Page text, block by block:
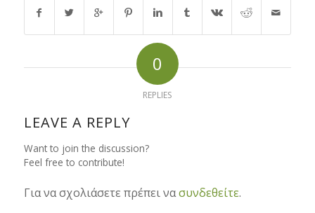
0
REPLIES
LEAVE A REPLY
Want to join the discussion?
Feel free to contribute!
Για να σχολιάσετε πρέπει νασυνδεθείτε.